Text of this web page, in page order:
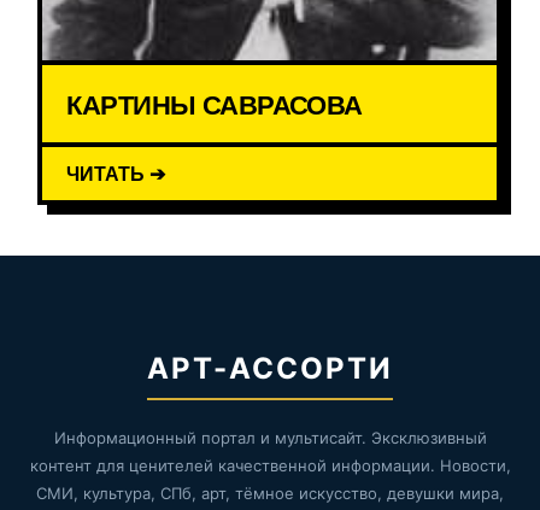
КАРТИНЫ САВРАСОВА
ЧИТАТЬ ➔
АРТ-АССОРТИ
Информационный портал и мультисайт. Эксклюзивный
контент для ценителей качественной информации. Новости,
СМИ, культура, СПб, арт, тёмное искусство, девушки мира,